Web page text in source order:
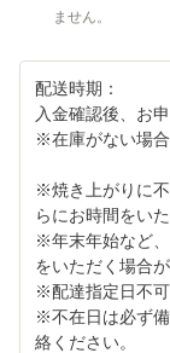
ません。
配送時期：
入金確認後、お
※在庫がない場合
※焼き上がりに
らにお時間をい
※年末年始など
をいただく場合
※配達指定日不可
※不在日は必ず
絡ください。